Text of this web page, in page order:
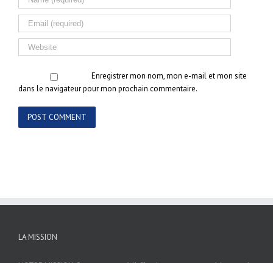
Enregistrer mon nom, mon e-mail et mon site
dans le navigateur pour mon prochain commentaire.
LA MISSION